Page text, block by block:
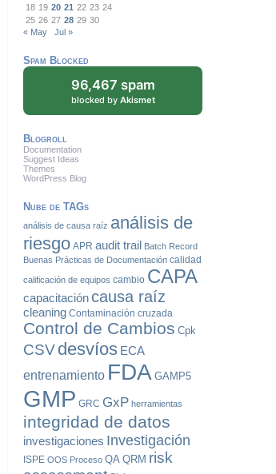
18 19 20 21 22 23 24
25 26 27 28 29 30
« May
Jul »
Spam Blocked
96,467 spam
blocked by Akismet
Blogroll
Documentation
Suggest Ideas
Themes
WordPress Blog
Nube de TAGs
análisis de causa raíz análisis de
riesgo APR audit trail Batch Record
Buenas Prácticas de Documentación calidad
calificación de equipos cambio CAPA
capacitacióncausa raíz
cleaning Contaminación cruzada
Control de Cambios Cpk
CSVdesvíos ECA
entrenamiento FDA GAMP5
GMP GRC GxP herramientas
integridad de datos
investigaciones Investigación
ISPE OOS Proceso QA QRM risk